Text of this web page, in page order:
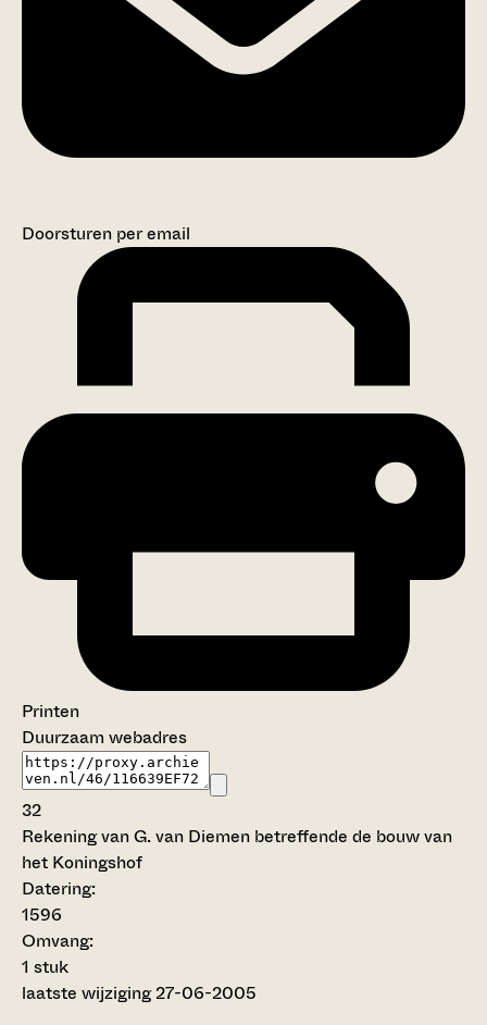
Doorsturen per email
Printen
Duurzaam webadres
32
Rekening van G. van Diemen betreffende de bouw van
het Koningshof
Datering:
1596
Omvang:
1 stuk
laatste wijziging 27-06-2005